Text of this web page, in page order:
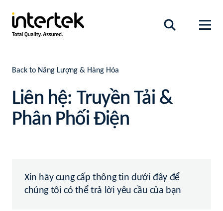
Back to Năng Lượng & Hàng Hóa
Liên hệ: Truyền Tải &
Phân Phối Điện
Xin hãy cung cấp thông tin dưới đây để
chúng tôi có thể trả lời yêu cầu của bạn